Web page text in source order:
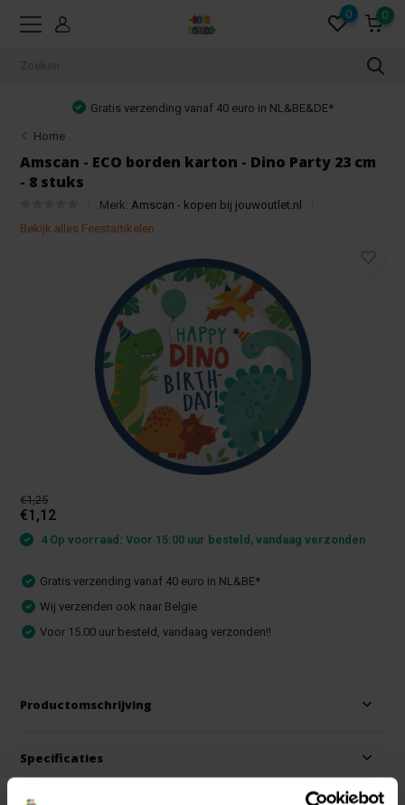
0 0
Gratis verzending vanaf 40 euro in NL&BE&DE*
Home
Amscan - ECO borden karton - Dino Party 23 cm
- 8 stuks
Merk: Amscan - kopen bij jouwoutlet.nl
Bekijk alles Feestartikelen
€1,25
€1,12
4 Op voorraad: Voor 15:00 uur besteld, vandaag verzonden
Gratis verzending vanaf 40 euro in NL&BE*
Wij verzenden ook naar Belgie
Voor 15.00 uur besteld, vandaag verzonden!!
Productomschrijving
Specificaties